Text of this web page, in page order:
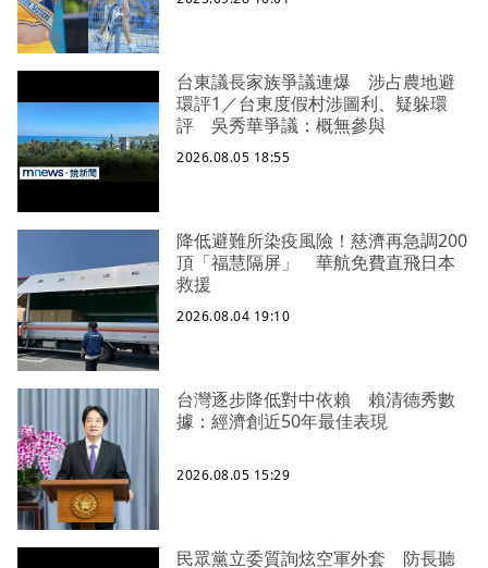
台東議長家族爭議連爆 涉占農地避
環評1／台東度假村涉圖利、疑躲環
評 吳秀華爭議：概無參與
2026.08.05 18:55
降低避難所染疫風險！慈濟再急調200
頂「福慧隔屏」 華航免費直飛日本
救援
2026.08.04 19:10
台灣逐步降低對中依賴 賴清德秀數
據：經濟創近50年最佳表現
2026.08.05 15:29
民眾黨立委質詢炫空軍外套 防長聽